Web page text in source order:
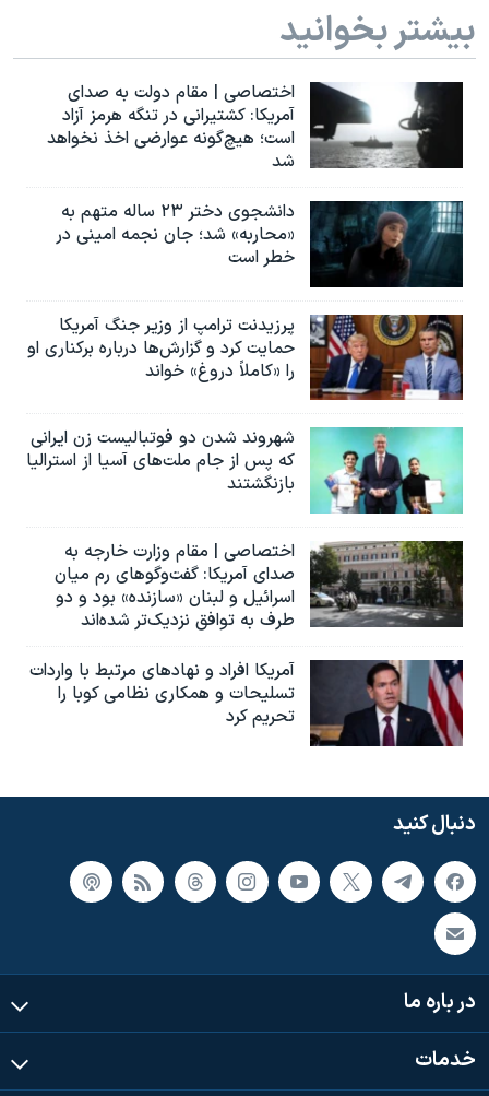
بیشتر بخوانید
اختصاصی | مقام دولت به صدای
آمریکا: کشتیرانی در تنگه هرمز آزاد
است؛ هیچ‌گونه عوارضی اخذ نخواهد
شد
دانشجوی دختر ۲۳ ساله متهم به
«محاربه» شد؛ جان نجمه امینی در
خطر است
پرزیدنت ترامپ از وزیر جنگ آمریکا
حمایت کرد و گزارش‌ها درباره برکناری او
را «کاملاً دروغ» خواند
شهروند شدن دو فوتبالیست زن ایرانی
که پس از جام ملت‌های آسیا از استرالیا
بازنگشتند
اختصاصی | مقام وزارت خارجه به
صدای آمریکا: گفت‌وگوهای رم میان
اسرائیل و لبنان «سازنده» بود و دو
طرف به توافق نزدیک‌تر شده‌اند
آمریکا افراد و نهادهای مرتبط با واردات
تسلیحات و همکاری نظامی کوبا را
تحریم کرد
دنبال کنید
در باره ما
خدمات